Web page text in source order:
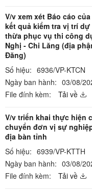
V/v xem xét Báo cáo
kết quả kiểm tra vị trí
thừa phục vụ thi công
Nghị - Chi Lăng (địa
Đăng)
Số hiệu: 6936/VP-KTCN
Ngày ban hành: 03/08/
File đính kèm:
Tải về
V/v triển khai thực hiện
chuyển đơn vị sự
địa bàn tỉnh
Số hiệu: 6939/VP-KTTH
Ngày ban hành: 03/08/
File đính kèm:
Tải về